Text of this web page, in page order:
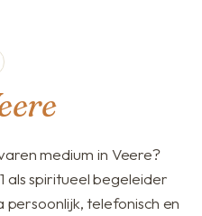
medium in Veere?
als spiritueel begeleider
persoonlijk, telefonisch en